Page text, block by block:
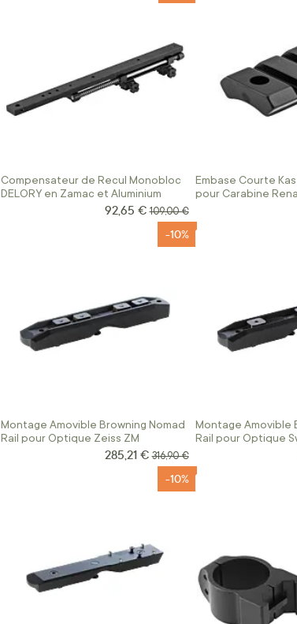
Compensateur de Recul Monobloc
DELORY en Zamac et Aluminium
Prix Spécial
92,65 € Prix normal
109,00 €
Embase Courte
pour Carabine
Montage Amovible Browning Nomad
Rail pour Optique Zeiss ZM
-10%
Prix Spécial
285,21 € Prix normal
316,90 €
Montage Amovible
Rail pour Optique
-10%